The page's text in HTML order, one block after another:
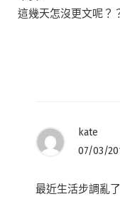
這幾天怎沒更文
kate
07/03/
最近生活步調亂